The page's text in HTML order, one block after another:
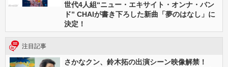
世代4人組“ニュー・エキサイト・オンナ・バン
ド” CHAIが書き下ろした新曲「夢のはなし」に
決定！
注目記事
さかなクン、鈴木拓の出演シーン映像解禁！